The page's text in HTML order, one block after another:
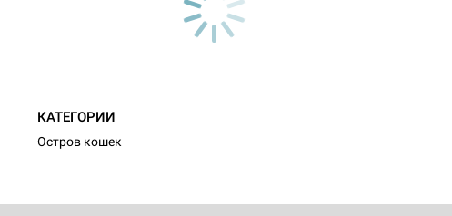
КАТЕГОРИИ
Остров кошек